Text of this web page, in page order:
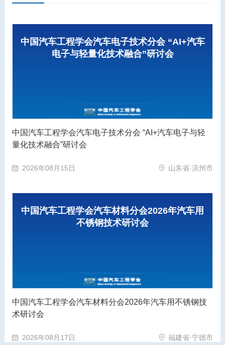
中国汽车工程学会汽车电子技术分会 “AI+汽车
电子与轻量化技术融合”研讨会
中国汽车工程学会汽车电子技术分会 “AI+汽车电子与轻
量化技术融合”研讨会
2026年08月15日 山东省·滨州市
中国汽车工程学会汽车材料分会2026年汽车用
不锈钢技术研讨会
中国汽车工程学会汽车材料分会2026年汽车用不锈钢技
术研讨会
2026年08月17日 福建省·宁德市